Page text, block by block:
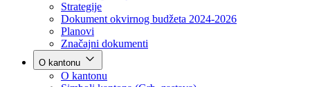
Poslovnik
Program rada Vlade
Ekspoze premijera
Strategije
Dokument okvirnog budžeta 2024-2026
Planovi
Značajni dokumenti